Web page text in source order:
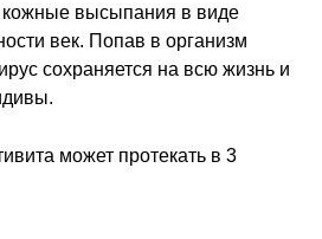
кожные высыпания в виде
век. Попав в организм
сохраняется на всю жизнь и
может протекать в 3